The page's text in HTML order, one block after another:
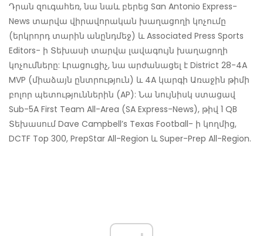
Դրան զուգահեռ, նա նաև բերեց San Antonio Express-
News տարվա վիրավորական խաղացողի կոչումը
(երկրորդ տարին անընդմեջ) և Associated Press Sports
Editors- ի Տեխասի տարվա լավագույն խաղացողի
կոչումները: Լրացուցիչ, նա արժանացել է District 28-4A
MVP (միաձայն ընտրություն) և 4A կարգի Առաջին թիմի
բոլոր պետություններին (AP): Նա նույնիսկ ստացավ
Sub-5A First Team All-Area (SA Express-News), թիվ 1 QB
Տեխասում Dave Campbell’s Texas Football- ի կողմից,
DCTF Top 300, PrepStar All-Region և Super-Prep All-Region.